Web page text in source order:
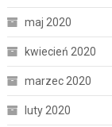
maj 2020
kwiecień 2020
marzec 2020
luty 2020